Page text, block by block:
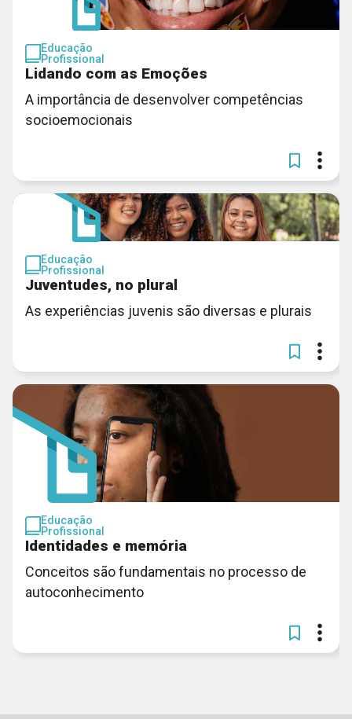
Educação
Profissional
Lidando com as Emoções
A importância de desenvolver competências
socioemocionais
Educação
Profissional
Juventudes, no plural
As experiências juvenis são diversas e plurais
Educação
Profissional
Identidades e memória
Conceitos são fundamentais no processo de
autoconhecimento